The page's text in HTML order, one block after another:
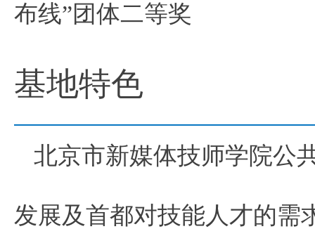
布线”团体二等奖
基地特色
北京市新媒体技师学院公
发展及首都对技能人才的需